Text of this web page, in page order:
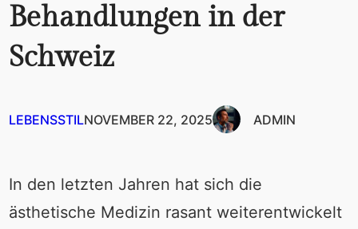
Behandlungen in der
Schweiz
LEBENSSTILNOVEMBER 22, 2025 ADMIN
In den letzten Jahren hat sich die
ästhetische Medizin rasant weiterentwickelt